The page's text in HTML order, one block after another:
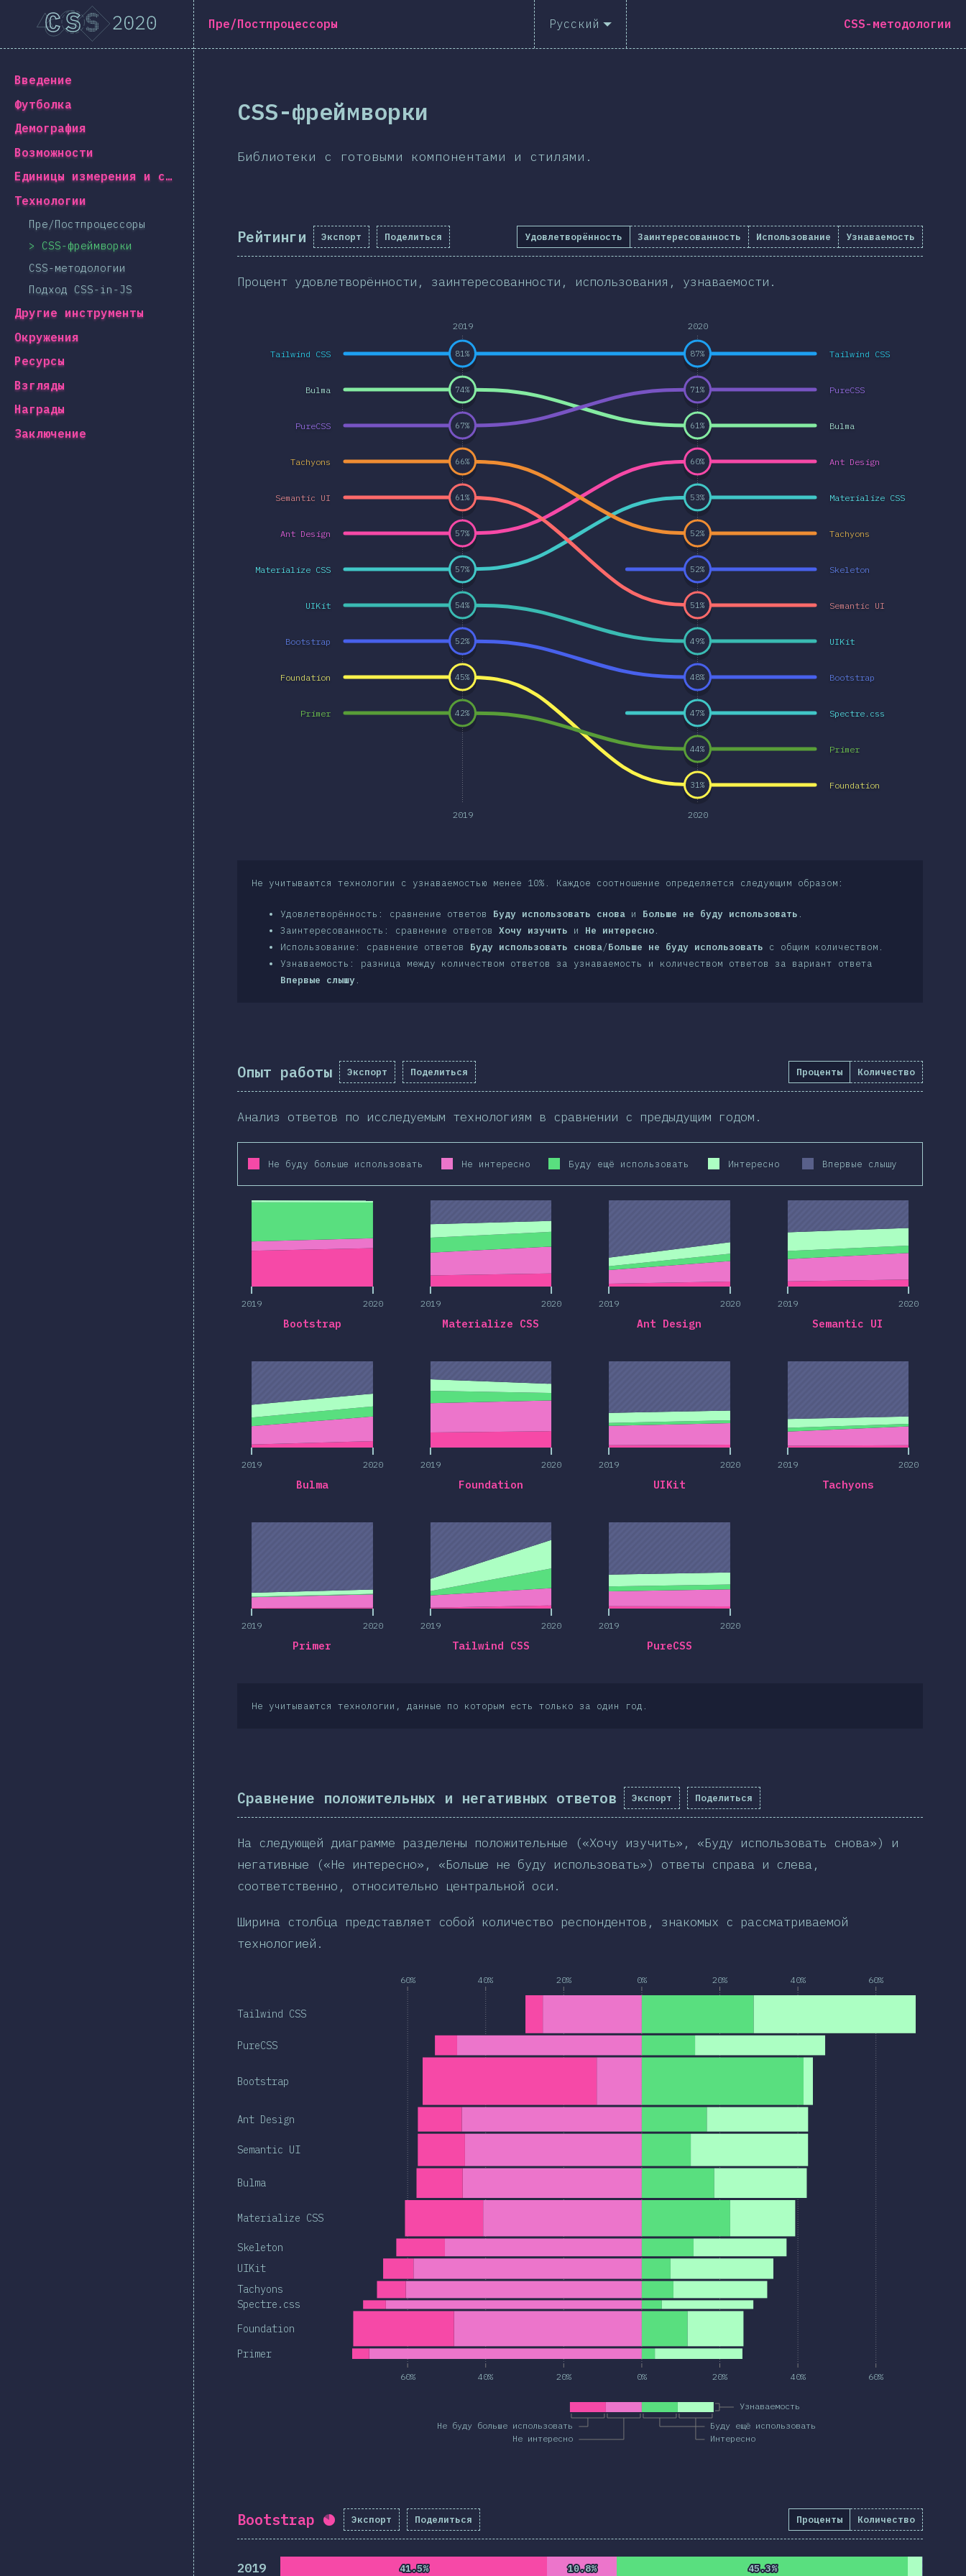
[ru-RU] general.title
[ru-RU] general.back_to_intro
Введение
Футболка
Демография
Возможности
Единицы измерения и селекторы
Технологии
Пре/Постпроцессоры
CSS-фреймворки
CSS-методологии
Подход CSS-in-JS
Другие инструменты
Окружения
Ресурсы
Взгляды
Награды
Заключение
Пре/Постпроцессоры Русский CSS-методологии
CSS-фреймворки
Библиотеки с готовыми компонентами и стилями.
Рейтинги Экспорт Поделиться Удовлетворённость Заинтересованность Использование Узнаваемость
Процент удовлетворённости, заинтересованности, использования, узнаваемости.
2019 2020
2019 2020
Bootstrap
Materialize CSS
Ant Design
Semantic UI
Bulma
Foundation
UIKit
Tachyons
Primer
Tailwind CSS
PureCSS
Bootstrap
Materialize CSS
Ant Design
Semantic UI
Bulma
Foundation
UIKit
Tachyons
Primer
Tailwind CSS
PureCSS
Skeleton
Spectre.css
52%
48%
57%
53%
57%
60%
61%
51%
74%
61%
45%
31%
54%
49%
66%
52%
42%
44%
81% 87%
67%
71%
52%
47%
Не учитываются технологии с узнаваемостью менее 10%. Каждое соотношение определяется следующим образом:
Удовлетворённость: сравнение ответов Буду использовать снова и Больше не буду использовать .
Заинтересованность: сравнение ответов Хочу изучить и Не интересно.
Использование: сравнение ответов Буду использовать снова/Больше не буду использовать с общим количеством.
Узнаваемость: разница между количеством ответов за узнаваемость и количеством ответов за вариант ответа
Впервые слышу.
Опыт работы Экспорт Поделиться Проценты Количество
Анализ ответов по исследуемым технологиям в сравнении с предыдущим годом.
Не буду больше использовать Не интересно Буду ещё использовать Интересно Впервые слышу
2019 2020
2019 2020
Bootstrap
2019 2020
2019 2020
Materialize CSS
2019 2020
2019 2020
Ant Design
2019 2020
2019 2020
Semantic UI
2019 2020
Bulma
2019 2020
Foundation
2019 2020
UIKit
2019 2020
Tachyons
2019 2020
Primer
2019 2020
Tailwind CSS
2019 2020
PureCSS
Не учитываются технологии, данные по которым есть только за один год.
Сравнение положительных и негативных ответов Экспорт Поделиться
На следующей диаграмме разделены положительные («Хочу изучить», «Буду использовать снова») и
негативные («Не интересно», «Больше не буду использовать») ответы справа и слева,
соответственно, относительно центральной оси.
Ширина столбца представляет собой количество респондентов, знакомых с рассматриваемой
технологией.
Не буду больше использовать
Не интересно
Буду ещё использовать
Интересно
Узнаваемость
60% 40% 20% 0% 20% 40% 60%
60% 40% 20% 0% 20% 40% 60%
Tailwind CSS
PureCSS
Bootstrap
Ant Design
Semantic UI
Bulma
Materialize CSS
Skeleton
UIKit
Tachyons
Spectre.css
Foundation
Primer
Bootstrap Процент заполнения:
Экспорт Поделиться Проценты Количество
2019 41.5%
41.5% 10.8%
10.8% 45.3%
45.3%
Navigated to [ru-RU] general.title